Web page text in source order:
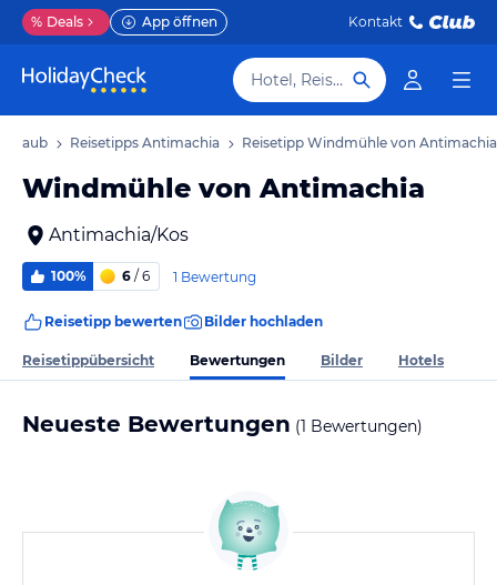
% Deals App öffnen Kontakt
Hotel, Reiseziel
Reisetipps Antimachia Reisetipp Windmühle von Antimachia
Windmühle von Antimachia
Antimachia/Kos
100% 6 / 6 1 Bewertung
Reisetipp bewerten Bilder hochladen
Reisetippübersicht Bewertungen Bilder Hotels
Neueste Bewertungen (1 Bewertungen)